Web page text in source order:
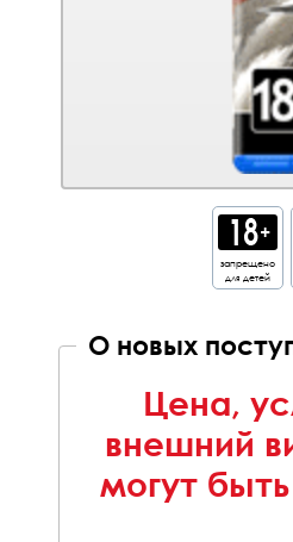
запрещено
для детей
О новых
Цена,
внешний
могут